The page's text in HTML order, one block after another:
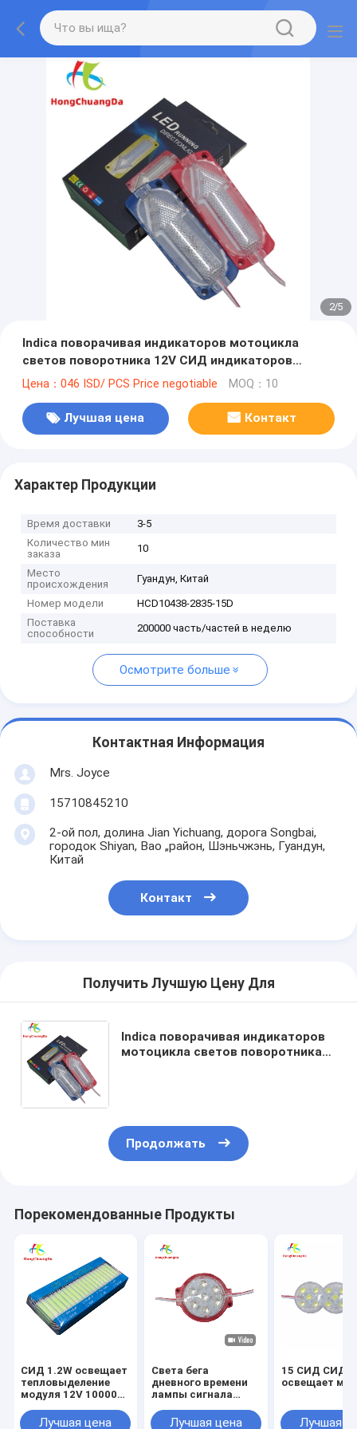
2/5
Indica поворачивая индикаторов мотоцикла
светов поворотника 12V СИД индикаторов
мотоцикла пропуская водоустойчивое
Цена：046 ISD/ PCS Price negotiable MOQ：10
Лучшая цена Контакт
Характер Продукции
Время доставки
3-5
Количество мин
заказа
10
Место
происхождения
Гуандун, Китай
Номер модели
HCD10438-2835-15D
Поставка
способности
200000 часть/частей в неделю
Осмотрите больше
Контактная Информация
Mrs. Joyce
15710845210
2-ой пол, долина Jian Yichuang, дорога Songbai,
городок Shiyan, Bao „район, Шэньчжэнь, Гуандун,
Китай
Контакт
Получить Лучшую Цену Для
Indica поворачивая индикаторов
мотоцикла светов поворотника
Продолжать
Порекомендованные Продукты
СИД 1.2W освещает
тепловыделение
модуля 12V 10000K-
модулей
Лучшая цена
Света бега
дневного времени
лампы сигнала
внешние
Лучшая цена
15 СИД СИД
освещает
Лучшая